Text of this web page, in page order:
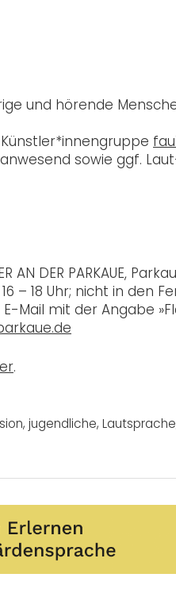
und hörende
sowie ggf.
AN DER PARKAUE,
– 18 Uhr; nicht in den
Mail mit der Angabe
.
, jugendliche, Lautsprache